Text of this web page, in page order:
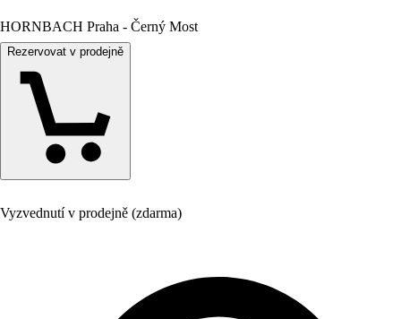
HORNBACH Praha - Černý Most
Rezervovat v prodejně
Vyzvednutí v prodejně (zdarma)